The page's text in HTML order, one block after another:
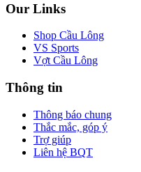
Our Links
Shop Cầu Lông
VS Sports
Vợt Cầu Lông
Thông tin
Thông báo chung
Thắc mắc, góp ý
Trợ giúp
Liên hệ BQT